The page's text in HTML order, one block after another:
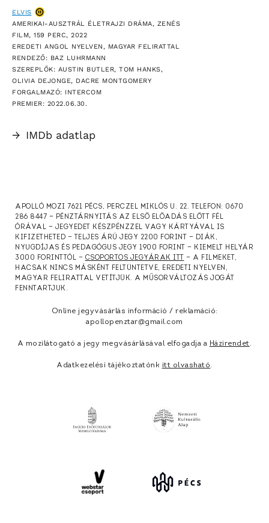
ELVIS
AMERIKAI-AUSZTRÁL ÉLETRAJZI DRÁMA, ZENÉS
FILM, 159 PERC, 2022
EREDETI ANGOL NYELVEN, MAGYAR FELIRATTAL
RENDEZŐ: BAZ LUHRMANN
SZEREPLŐK: AUSTIN BUTLER, TOM HANKS,
OLIVIA DEJONGE, DACRE MONTGOMERY
FORGALMAZÓ: INTERCOM
PREMIER: 2022.06.30.
→ IMDb adatlap
APOLLÓ MOZI 7621 PÉCS, PERCZEL MIKLÓS U. 22. TELEFON: 0670
286 8447 — PÉNZTÁRNYITÁS AZ ELSŐ ELŐADÁS ELŐTT FÉL
ÓRÁVAL — JEGYEDET KÉSZPÉNZZEL VAGY KÁRTYÁVAL IS
KIFIZETHETED — TELJES ÁRÚ JEGY 2200 FORINT — DIÁK,
NYUGDÍJAS ÉS PEDAGÓGUS JEGY 1900 FORINT — KIEMELT HELYÁR
3000 FORINTTÓL — CSOPORTOS JEGYÁRAK ITT
— A FILMEKET,
HACSAK NINCS MÁSKÉNT FELTÜNTETVE, EREDETI NYELVEN,
MAGYAR FELIRATTAL VETÍTJÜK. A MŰSORVÁLTOZÁS JOGÁT
FENNTARTJUK.
Online jegyvásárlás információ / reklamáció:
apollopenztar@gmail.com
A mozilátogató a jegy megvásárlásával elfogadja a Házirendet.
Adatkezelési tájékoztatónk itt olvasható.